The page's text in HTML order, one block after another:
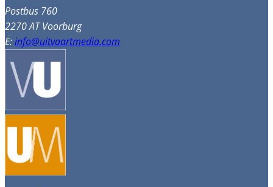
Postbus 760
2270 AT Voorburg
E:info@uitvaartmedia.com